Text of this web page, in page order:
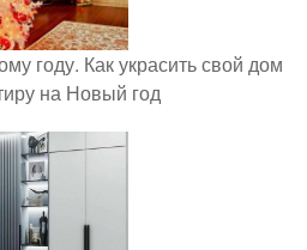
году. Как украсить свой дом
на Новый год